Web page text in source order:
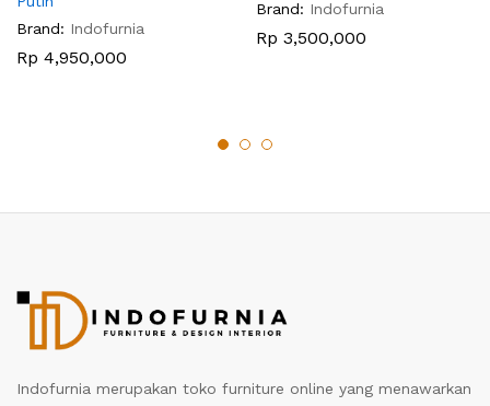
Brand: Indofurnia
Rp 4,950,000
Brand: Indofurnia
Rp 3,500,000
Indofurnia merupakan toko furniture online yang menawarkan